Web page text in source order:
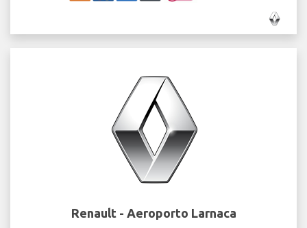
Renault - Aeroporto Larnaca